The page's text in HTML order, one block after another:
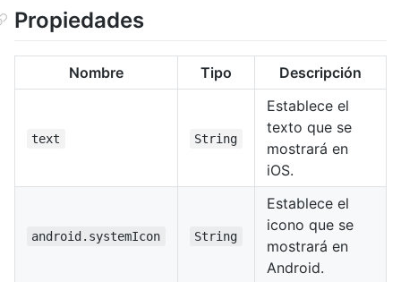
Propiedades
Nombre Tipo Descripción
text String
Establece el
texto que se
mostrará en
iOS.
android.systemIcon String
Establece el
icono que se
mostrará en
Android.